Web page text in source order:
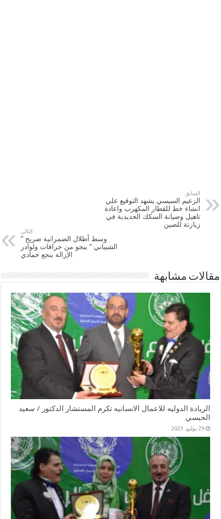
السابق
الزعيم السيسي يشهد التوقيع علي
انشاء خط للقطار المكهرب واعادة
تاهيل وصيانة السكك الحديدية في
زيارتة للصين
التالي
وسط أطلال الضمرانية ضريح ”
الشيباني ” ينجو من جرافات ولوادر
الإزالة بنجع حمادي
مقالات مشابهة
الريادة الدوليه للاعمال الانسانيه تكرم المستشار الدكتور / سعيد
الحبسي
29 يوليو، 2023